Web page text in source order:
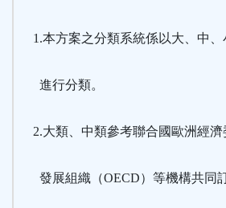
1.本方案之分類系統係以大、中
進行分類。
2.大類、中類參考聯合國歐洲經
發展組織（OECD）等機構共同